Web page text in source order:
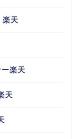
天
楽天
天